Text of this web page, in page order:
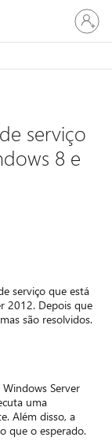
Entre
em
sua
serviço
8 e
serviço que está
2012. Depois que
são resolvidos.
Server
uma
Além disso, a
que o esperado.